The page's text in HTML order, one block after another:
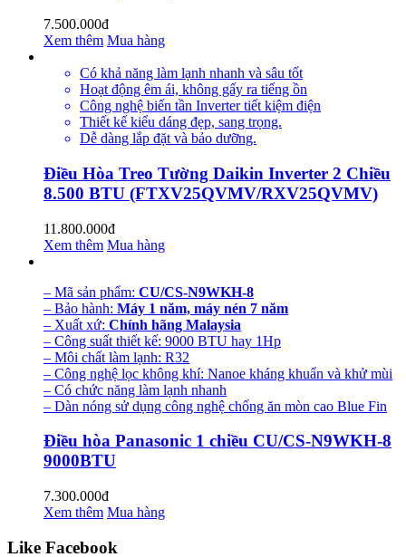
7.500.000đ
Xem thêm Mua hàng
Có khả năng làm lạnh nhanh và sâu tốt
Hoạt động êm ái, không gấy ra tiếng ồn
Công nghệ biến tần Inverter tiết kiệm điện
Thiết kế kiểu dáng đẹp, sang trọng.
Dễ dàng lắp đặt và bảo dưỡng.
Điều Hòa Treo Tường Daikin Inverter 2 Chiều
8.500 BTU (FTXV25QVMV/RXV25QVMV)
11.800.000đ
Xem thêm Mua hàng
– Mã sản phẩm: CU/CS-N9WKH-8
– Bảo hành: Máy 1 năm, máy nén 7 năm
– Xuất xứ: Chính hãng Malaysia
– Công suất thiết kế: 9000 BTU hay 1Hp
– Môi chất làm lạnh: R32
– Công nghệ lọc không khí: Nanoe kháng khuẩn và khử mùi
– Có chức năng làm lạnh nhanh
– Dàn nóng sử dụng công nghệ chống ăn mòn cao Blue Fin
Điều hòa Panasonic 1 chiều CU/CS-N9WKH-8
9000BTU
7.300.000đ
Xem thêm Mua hàng
Like Facebook